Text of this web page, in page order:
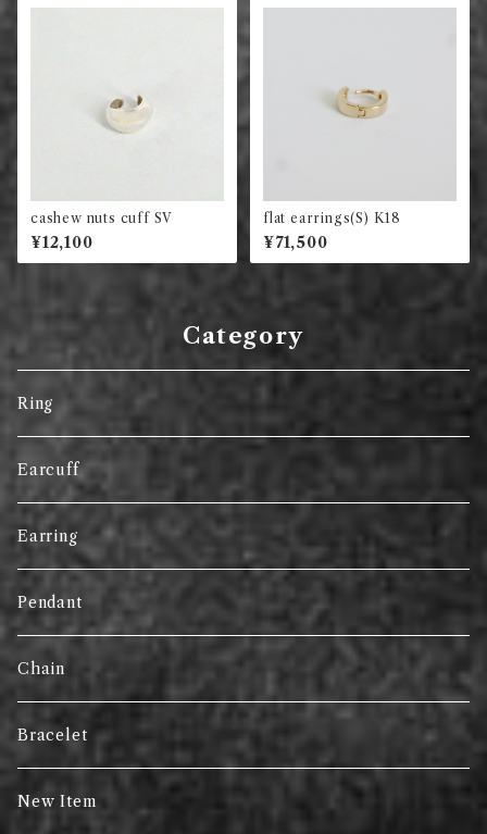
cashew nuts cuff SV
¥12,100
flat earrings(S) K18
¥71,500
Category
Ring
Earcuff
Earring
Pendant
Chain
Bracelet
New Item